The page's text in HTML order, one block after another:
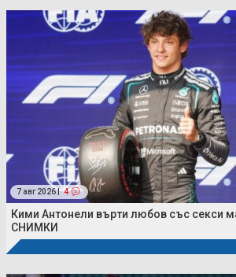
7 авг 2026 | 4
Кими Антонели върти любов със секси
СНИМКИ